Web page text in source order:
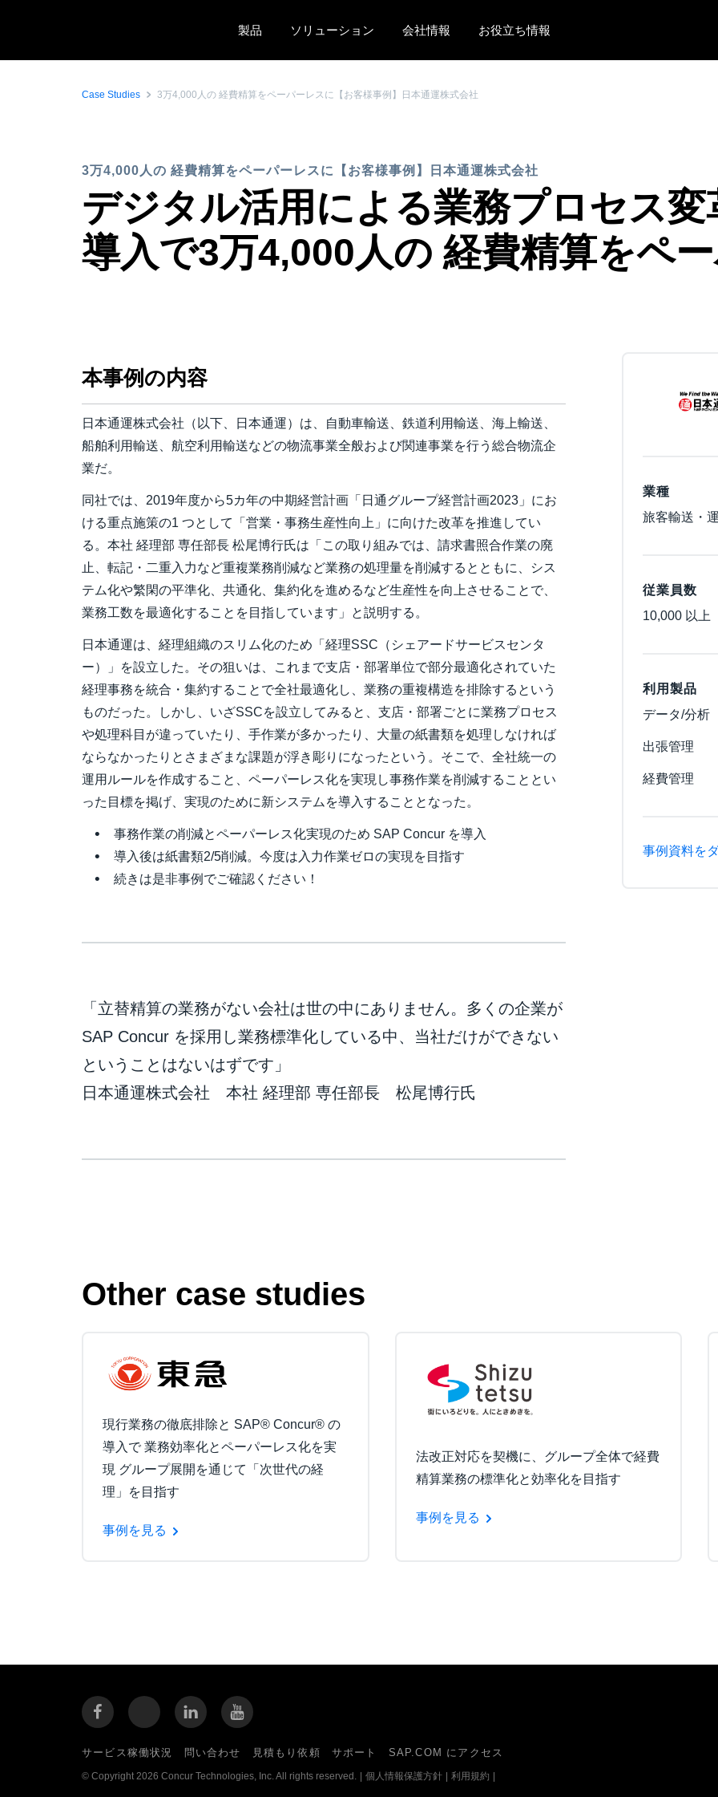
製品
ソリューション 会社情報 お役立ち情報
Canada (Français)
México (Español)
Brasil (Português)
Italia (Italiano)
Nederlands (English)
España (Español)
Case Studies 3万4,000人の 経費精算をペーパーレスに【お客様事例】日本通運株式会社
3万4,000人の 経費精算をペーパーレスに【お客様事例】日本通運株式会社
デジタル活用による業務プロセス
導入で3万4,000人の 経費精算をペ
本事例の内容
日本通運株式会社（以下、日本通運）は、自動車輸送、鉄道利用輸送、海上輸送、
船舶利用輸送、航空利用輸送などの物流事業全般および関連事業を行う総合物流企
業だ。
同社では、2019年度から5カ年の中期経営計画「日通グループ経営計画2023」にお
ける重点施策の1 つとして「営業・事務生産性向上」に向けた改革を推進してい
る。本社 経理部 専任部長 松尾博行氏は「この取り組みでは、請求書照合作業の廃
止、転記・二重入力など重複業務削減など業務の処理量を削減するとともに、シス
テム化や繁閑の平準化、共通化、集約化を進めるなど生産性を向上させることで、
業務工数を最適化することを目指しています」と説明する。
日本通運は、経理組織のスリム化のため「経理SSC（シェアードサービスセンタ
ー）」を設立した。その狙いは、これまで支店・部署単位で部分最適化されていた
経理事務を統合・集約することで全社最適化し、業務の重複構造を排除するという
ものだった。しかし、いざSSCを設立してみると、支店・部署ごとに業務プロセス
や処理科目が違っていたり、手作業が多かったり、大量の紙書類を処理しなければ
ならなかったりとさまざまな課題が浮き彫りになったという。そこで、全社統一の
運用ルールを作成すること、ペーパーレス化を実現し事務作業を削減することとい
った目標を掲げ、実現のために新システムを導入することとなった。
事務作業の削減とペーパーレス化実現のため SAP Concur を導入
導入後は紙書類2/5削減。今度は入力作業ゼロの実現を目指す
続きは是非事例でご確認ください！
「立替精算の業務がない会社は世の中にありません。多くの企業が
SAP Concur を採用し業務標準化している中、当社だけができない
ということはないはずです」
日本通運株式会社 本社 経理部 専任部長 松尾博行氏
業種
旅客輸送・
従業員数
10,000 以上
利用製品
データ/分析
出張管理
経費管理
事例資料を
Other case studies
現行業務の徹底排除と SAP® Concur® の
導入で 業務効率化とペーパーレス化を実
現 グループ展開を通じて「次世代の経
理」を目指す
事例を見る
法改正対応を契機に、グループ全体で経費
精算業務の標準化と効率化を目指す
事例を見る
サービス稼働状況 問い合わせ 見積もり依頼 サポート SAP.COM にアクセス
© Copyright 2026 Concur Technologies, Inc. All rights reserved. 個人情報保護方針 利用規約